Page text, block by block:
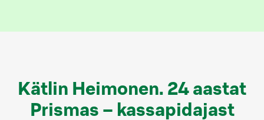
Kätlin Heimonen. 24 aastat
Prismas – kassapidajast